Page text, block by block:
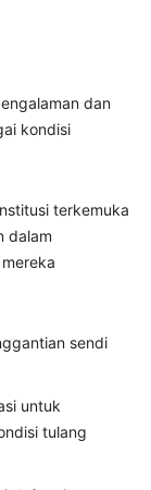
dan
kondisi
terkemuka
dalam
sendi
untuk
tulang